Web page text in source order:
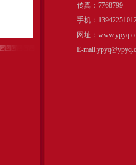
传真：7768799
手机：
网址：
E-